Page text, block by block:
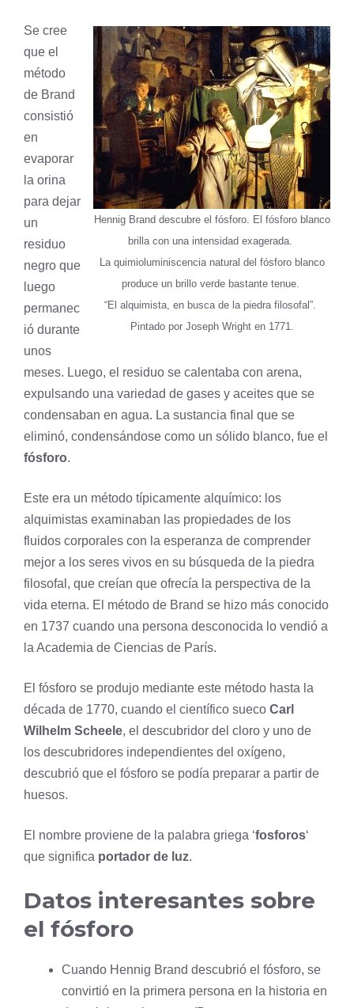
Hennig Brand descubre el fósforo. El fósforo blanco
brilla con una intensidad exagerada.
La quimioluminiscencia natural del fósforo blanco
produce un brillo verde bastante tenue.
“El alquimista, en busca de la piedra filosofal”.
Pintado por Joseph Wright en 1771.
Se cree
que el
método
de Brand
consistió
en
evaporar
la orina
para dejar
un
residuo
negro que
luego
permanec
ió durante
unos
meses. Luego, el residuo se calentaba con arena,
expulsando una variedad de gases y aceites que se
condensaban en agua. La sustancia final que se
eliminó, condensándose como un sólido blanco, fue el
fósforo.
Este era un método típicamente alquímico: los
alquimistas examinaban las propiedades de los
fluidos corporales con la esperanza de comprender
mejor a los seres vivos en su búsqueda de la piedra
filosofal, que creían que ofrecía la perspectiva de la
vida eterna. El método de Brand se hizo más conocido
en 1737 cuando una persona desconocida lo vendió a
la Academia de Ciencias de París.
El fósforo se produjo mediante este método hasta la
década de 1770, cuando el científico sueco Carl
Wilhelm Scheele, el descubridor del cloro y uno de
los descubridores independientes del oxígeno,
descubrió que el fósforo se podía preparar a partir de
huesos.
El nombre proviene de la palabra griega ‘fosforos‘
que significa portador de luz.
Datos interesantes sobre
el fósforo
Cuando Hennig Brand descubrió el fósforo, se
convirtió en la primera persona en la historia en